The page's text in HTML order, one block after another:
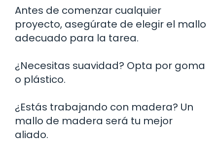
Antes de comenzar cualquier
proyecto, asegúrate de elegir el mallo
adecuado para la tarea.
¿Necesitas suavidad? Opta por goma
o plástico.
¿Estás trabajando con madera? Un
mallo de madera será tu mejor
aliado.